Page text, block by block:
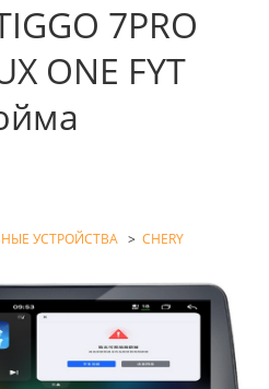
7PRO
ONE FYT
УСТРОЙСТВА > CHERY